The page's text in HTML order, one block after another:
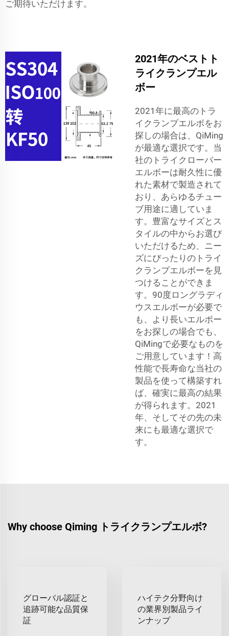
ご期待いただけます。
2021年のベストト
ライクランプエル
ボー
2021年に最高のトラ
イクランプエルボをお
探しの場合は、QiMing
が最適な選択です。当
社のトライクローバー
エルボーは耐久性に優
れた素材で製造されて
おり、あらゆるチュー
ブ用途に適していま
す。豊富なサイズとス
タイルの中からお選び
いただけるため、ニー
ズにぴったりのトライ
クランプエルボーを見
つけることができま
す。90度ロングラディ
ウスエルボーが必要で
も、より長いエルボー
をお探しの場合でも、
QiMingで必要なものを
ご用意しています！高
性能で長寿命な当社の
製品を使って構築すれ
ば、確実に最高の結果
が得られます。2021
年、そしてその先の未
来にも最適な選択で
す。
Why choose Qiming トライクランプエルボ?
グローバル認証と
追跡可能な品質保
証
ハイテク分野向け
の業界別製品ライ
ンナップ